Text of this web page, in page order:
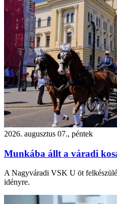
2026. augusztus 07., péntek
Munkába állt a váradi
A Nagyváradi VSK U öt
idényre.